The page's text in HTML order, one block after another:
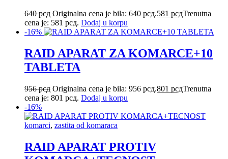
640рсд Originalna cena je bila: 640 рсд.581 рсдTrenutna
cena je: 581 рсд. Dodaj u korpu
-16%
RAID APARAT ZA KOMARCE+10
TABLETA
956рсд Originalna cena je bila: 956 рсд.801 рсдTrenutna
cena je: 801 рсд. Dodaj u korpu
-16%
komarci, zastita od komaraca
RAID APARAT PROTIV